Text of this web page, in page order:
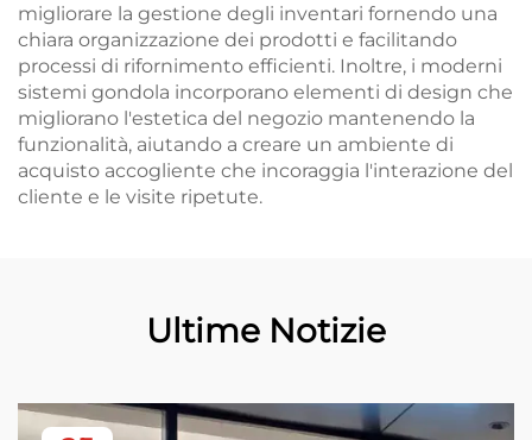
migliorare la gestione degli inventari fornendo una
chiara organizzazione dei prodotti e facilitando
processi di rifornimento efficienti. Inoltre, i moderni
sistemi gondola incorporano elementi di design che
migliorano l'estetica del negozio mantenendo la
funzionalità, aiutando a creare un ambiente di
acquisto accogliente che incoraggia l'interazione del
cliente e le visite ripetute.
Ultime Notizie